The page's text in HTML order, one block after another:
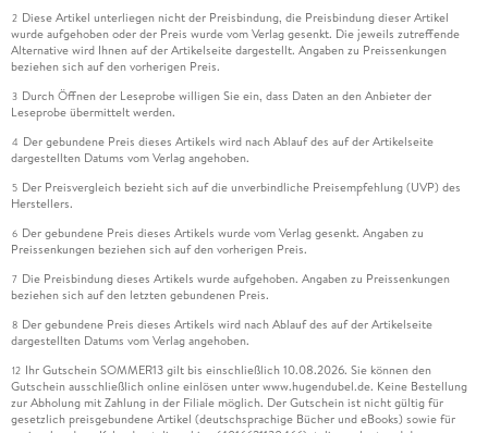
2 Diese Artikel unterliegen nicht der Preisbindung, die Preisbindung dieser Artikel
wurde aufgehoben oder der Preis wurde vom Verlag gesenkt. Die jeweils zutreffende
Alternative wird Ihnen auf der Artikelseite dargestellt. Angaben zu Preissenkungen
beziehen sich auf den vorherigen Preis.
3 Durch Öffnen der Leseprobe willigen Sie ein, dass Daten an den Anbieter der
Leseprobe übermittelt werden.
4 Der gebundene Preis dieses Artikels wird nach Ablauf des auf der Artikelseite
dargestellten Datums vom Verlag angehoben.
5 Der Preisvergleich bezieht sich auf die unverbindliche Preisempfehlung (UVP) des
Herstellers.
6 Der gebundene Preis dieses Artikels wurde vom Verlag gesenkt. Angaben zu
Preissenkungen beziehen sich auf den vorherigen Preis.
7 Die Preisbindung dieses Artikels wurde aufgehoben. Angaben zu Preissenkungen
beziehen sich auf den letzten gebundenen Preis.
8 Der gebundene Preis dieses Artikels wird nach Ablauf des auf der Artikelseite
dargestellten Datums vom Verlag angehoben.
12 Ihr Gutschein SOMMER13 gilt bis einschließlich 10.08.2026. Sie können den
Gutschein ausschließlich online einlösen unter www.hugendubel.de. Keine Bestellung
zur Abholung mit Zahlung in der Filiale möglich. Der Gutschein ist nicht gültig für
gesetzlich preisgebundene Artikel (deutschsprachige Bücher und eBooks) sowie für